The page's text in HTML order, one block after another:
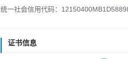
统一社会信用代码：
证书信息